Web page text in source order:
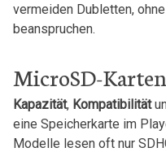
vermeiden Dubletten,
beanspruchen.
MicroSD-
Kapazität, Kompatibilität
eine Speicherkarte im
Modelle lesen oft nur